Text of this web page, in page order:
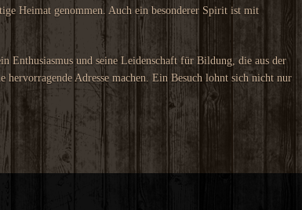
Heimat genommen. Auch ein besonderer Spirit ist mit
Enthusiasmus und seine Leidenschaft für Bildung, die aus der
hervorragende Adresse machen. Ein Besuch lohnt sich nicht nur